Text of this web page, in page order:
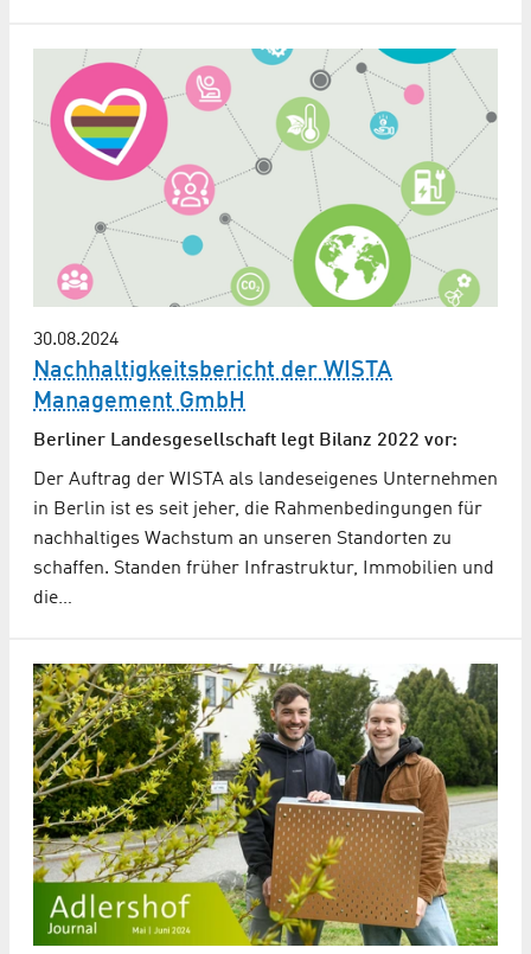
30.08.2024
Nachhaltigkeitsbericht der WISTA
Management GmbH
Berliner Landesgesellschaft legt Bilanz 2022 vor:
Der Auftrag der WISTA als landeseigenes Unternehmen
in Berlin ist es seit jeher, die Rahmenbedingungen für
nachhaltiges Wachstum an unseren Standorten zu
schaffen. Standen früher Infrastruktur, Immobilien und
die…